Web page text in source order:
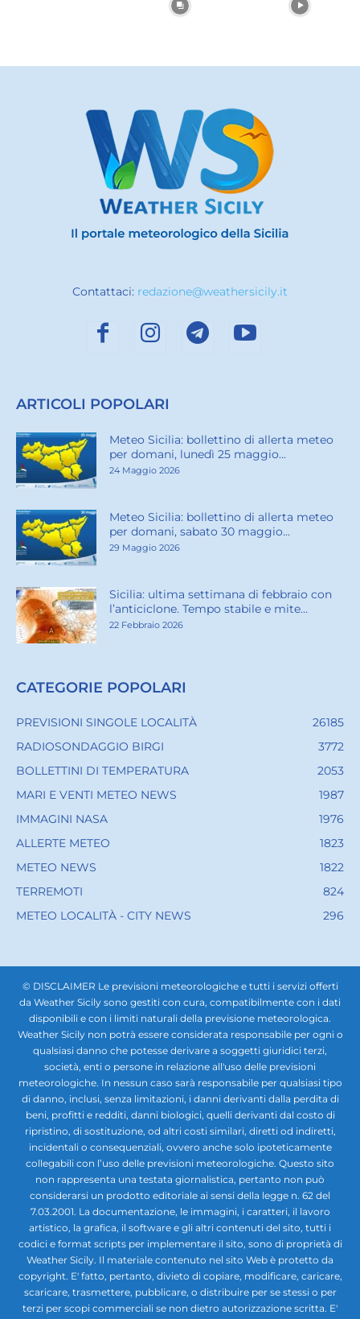
Contattaci: redazione@weathersicily.it
ARTICOLI POPOLARI
Meteo Sicilia: bollettino di allerta meteo
per domani, lunedì 25 maggio...
24 Maggio 2026
Meteo Sicilia: bollettino di allerta meteo
per domani, sabato 30 maggio...
29 Maggio 2026
Sicilia: ultima settimana di febbraio con
l’anticiclone. Tempo stabile e mite...
22 Febbraio 2026
CATEGORIE POPOLARI
PREVISIONI SINGOLE LOCALITÀ
26185
RADIOSONDAGGIO BIRGI
3772
BOLLETTINI DI TEMPERATURA
2053
MARI E VENTI METEO NEWS
1987
IMMAGINI NASA
1976
ALLERTE METEO
1823
METEO NEWS
1822
TERREMOTI
824
METEO LOCALITÀ - CITY NEWS
296
© DISCLAIMER Le previsioni meteorologiche e tutti i servizi offerti
da Weather Sicily sono gestiti con cura, compatibilmente con i dati
disponibili e con i limiti naturali della previsione meteorologica.
Weather Sicily non potrà essere considerata responsabile per ogni o
qualsiasi danno che potesse derivare a soggetti giuridici terzi,
società, enti o persone in relazione all'uso delle previsioni
meteorologiche. In nessun caso sarà responsabile per qualsiasi tipo
di danno, inclusi, senza limitazioni, i danni derivanti dalla perdita di
beni, profitti e redditi, danni biologici, quelli derivanti dal costo di
ripristino, di sostituzione, od altri costi similari, diretti od indiretti,
incidentali o consequenziali, ovvero anche solo ipoteticamente
collegabili con l’uso delle previsioni meteorologiche. Questo sito
non rappresenta una testata giornalistica, pertanto non può
considerarsi un prodotto editoriale ai sensi della legge n. 62 del
7.03.2001. La documentazione, le immagini, i caratteri, il lavoro
artistico, la grafica, il software e gli altri contenuti del sito, tutti i
codici e format scripts per implementare il sito, sono di proprietà di
Weather Sicily. Il materiale contenuto nel sito Web è protetto da
copyright. E' fatto, pertanto, divieto di copiare, modificare, caricare,
scaricare, trasmettere, pubblicare, o distribuire per se stessi o per
terzi per scopi commerciali se non dietro autorizzazione scritta. E'